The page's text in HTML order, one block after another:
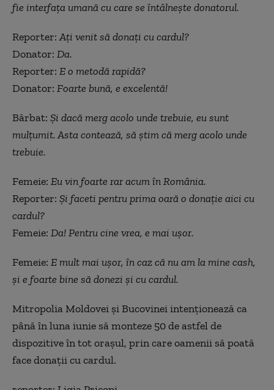
fie interfața umană cu care se întâlnește donatorul.
Reporter:Ați venit să donați cu cardul?
Donator: Da.
Reporter: E o metodă rapidă?
Donator: Foarte bună, e excelentă!
Bărbat: Și dacă merg acolo unde trebuie, eu sunt
mulțumit. Asta contează, să știm că merg acolo unde
trebuie.
Femeie: Eu vin foarte rar acum în România.
Reporter: Și faceti pentru prima oară o donație aici cu
cardul?
Femeie: Da! Pentru cine vrea, e mai ușor.
Femeie: E mult mai ușor, în caz că nu am la mine cash,
și e foarte bine să donezi și cu cardul.
Mitropolia Moldovei și Bucovinei intenționează ca
până în luna iunie să monteze 50 de astfel de
dispozitive în tot orașul, prin care oamenii să poată
face donații cu cardul.